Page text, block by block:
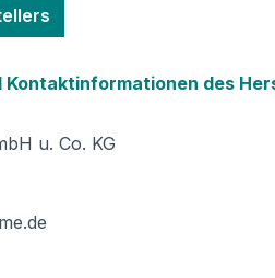
des
u. Co. KG